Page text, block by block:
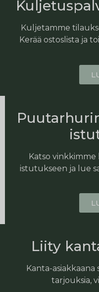
Kuljetamme
Kerää ostoslista ja
Katso vinkkimme
istutukseen ja lue
Liity
Kanta-
tarjouksia,